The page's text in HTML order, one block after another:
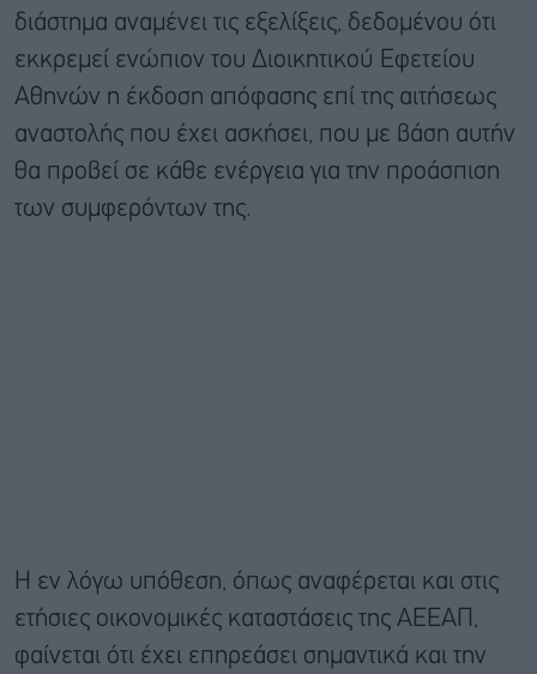
διάστημα αναμένει τις εξελίξεις, δεδομένου ότι
εκκρεμεί ενώπιον του Διοικητικού Εφετείου
Αθηνών η έκδοση απόφασης επί της αιτήσεως
αναστολής που έχει ασκήσει, που με βάση αυτήν
θα προβεί σε κάθε ενέργεια για την προάσπιση
των συμφερόντων της.
Η εν λόγω υπόθεση, όπως αναφέρεται και στις
ετήσιες οικονομικές καταστάσεις της ΑΕΕΑΠ,
φαίνεται ότι έχει επηρεάσει σημαντικά και την